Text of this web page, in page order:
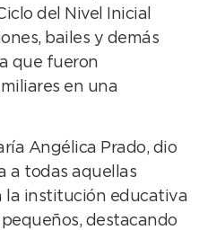
del Nivel Inicial
bailes y demás
que fueron
en una
Angélica Prado, dio
a todas aquellas
la institución educativa
destacando